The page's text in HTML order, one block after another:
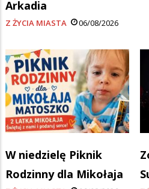
Arkadia
Z ŻYCIA MIASTA 06/08/2026
W niedzielę Piknik
Rodzinny dla Mikołaja